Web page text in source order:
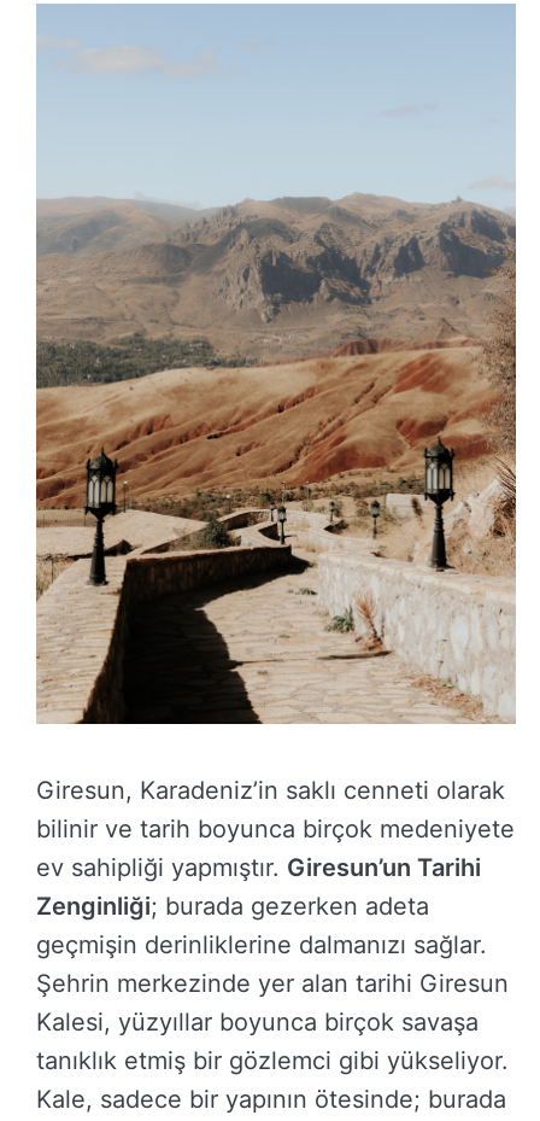
Giresun, Karadeniz’in saklı cenneti olarak
bilinir ve tarih boyunca birçok medeniyete
ev sahipliği yapmıştır. Giresun’un Tarihi
Zenginliği; burada gezerken adeta
geçmişin derinliklerine dalmanızı sağlar.
Şehrin merkezinde yer alan tarihi Giresun
Kalesi, yüzyıllar boyunca birçok savaşa
tanıklık etmiş bir gözlemci gibi yükseliyor.
Kale, sadece bir yapının ötesinde; burada